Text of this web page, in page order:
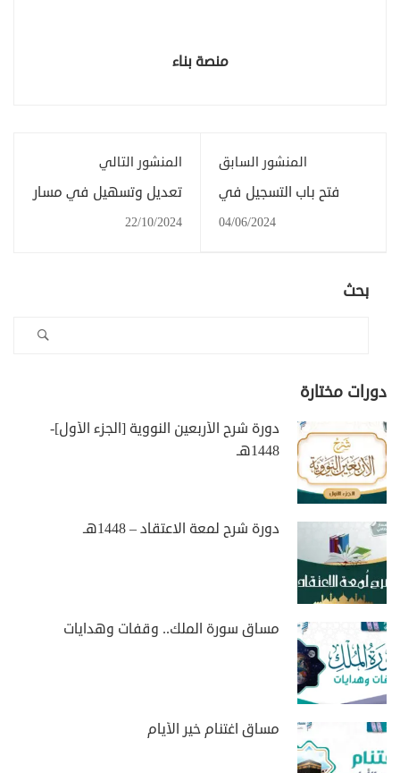
منصة بناء
المنشور السابق
فتح باب التسجيل في
التفسير (المسار الفردي)
04/06/2024
المنشور التالي
تعديل وتسهيل في مسار
22/10/2024
بحث
دورات مختارة
دورة شرح الأربعين النووية [الجزء الأول]-
1448هـ
دورة شرح لمعة الاعتقاد – 1448هـ
مساق سورة الملك.. وقفات وهدايات
مساق اغتنام خير الأيام